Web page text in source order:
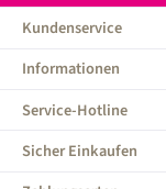
Kundenservice
Informationen
Service-Hotline
Sicher Einkaufen